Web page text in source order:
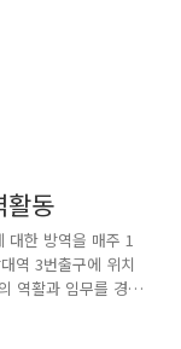
활동
대한 방역을 매주 1
역 3번출구에 위치
역활과 임무를 경험
험을 하는 곳입니
할 수 있도록 학교